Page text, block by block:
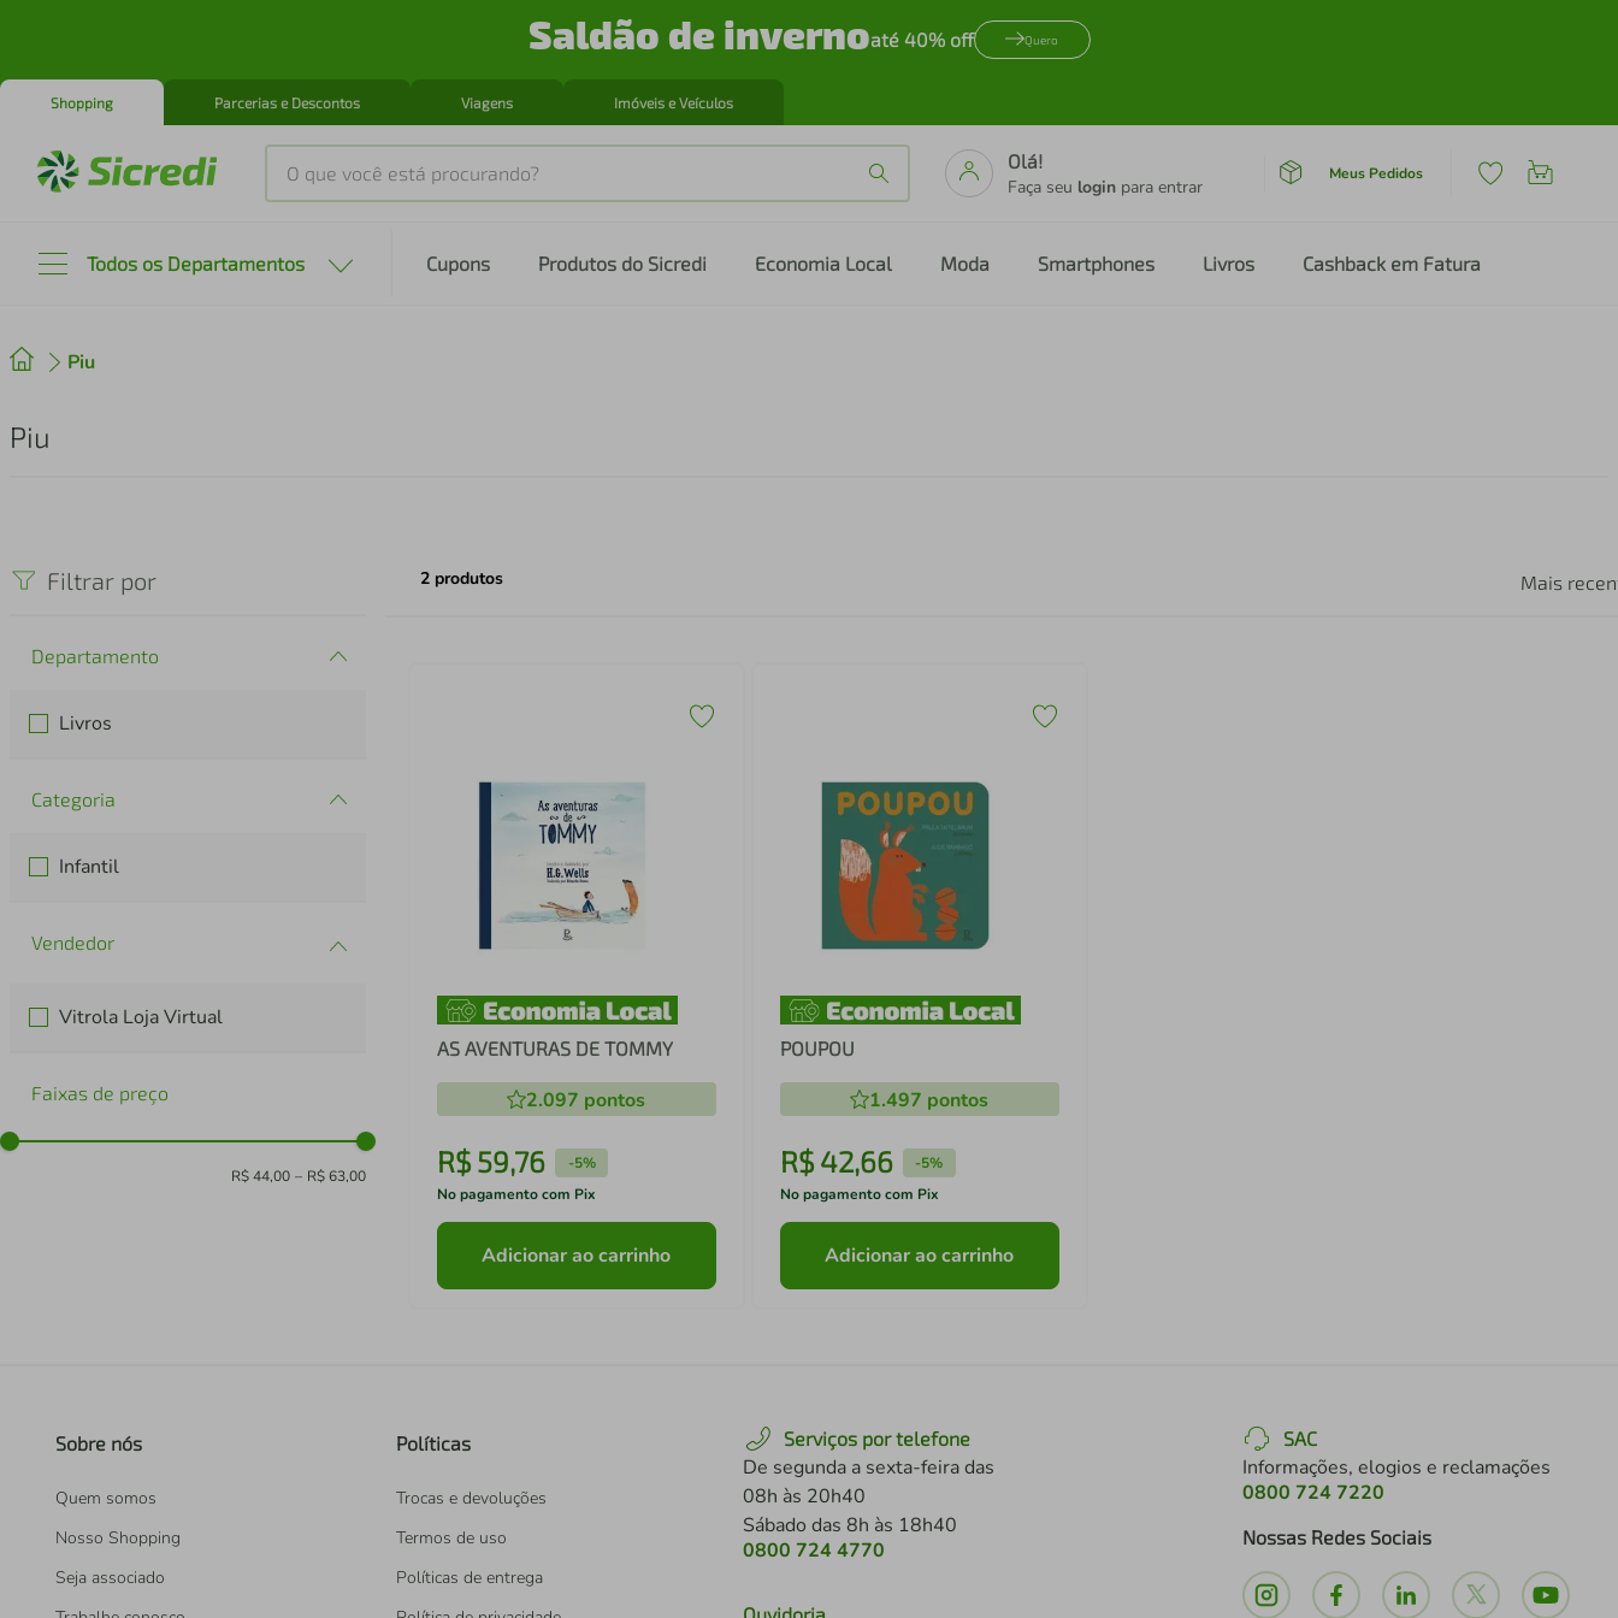
Saldão de invernoaté 40% off Quero
Shopping Parcerias e Descontos Viagens Imóveis e Veículos
O que você está procurando?
Olá!
Faça seu login para entrar
Meus Pedidos
Todos os Departamentos Cupons Produtos do Sicredi Economia Local Moda Smartphones Livros Cashback em Fatura
Piu
Piu
Filtrar por
Departamento
Livros
Categoria
Infantil
Vitrola Loja Virtual
Faixas de preço
R$ 44,00 – R$ 63,00
2 produtos Mais
AS AVENTURAS DE TOMMY
2.097 pontos
R$ 59,76 -5%
No pagamento com Pix
Adicionar ao carrinho
POUPOU
1.497 pontos
R$ 42,66 -5%
No pagamento com Pix
Adicionar ao carrinho
Sobre nós
Quem somos
Nosso Shopping
Seja associado
Políticas
Trocas e devoluções
Termos de uso
Políticas de entrega
Serviços por telefone
De segunda a sexta-feira das
08h às 20h40
Sábado das 8h às 18h40
0800 724 4770
SAC
Informações, elogios e reclamações
0800 724 7220
Nossas Redes Sociais